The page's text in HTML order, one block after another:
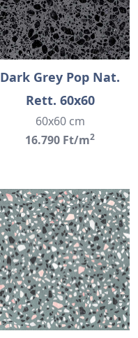
Dark Grey Pop Nat.
Rett. 60x60
60x60 cm
16.790 Ft/m2